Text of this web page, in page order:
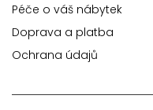
Péče o váš nábytek
Doprava a platba
Ochrana údajů